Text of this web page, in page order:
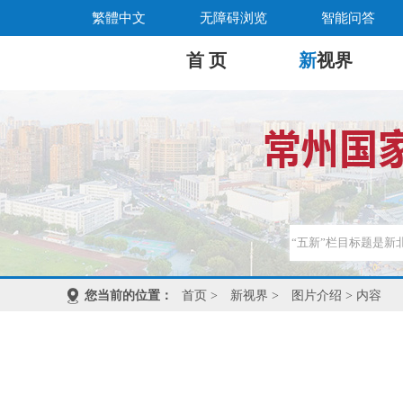
繁體中文 无障碍浏览 智能问答
首 页 新视界
您当前的位置： 首页 > 新视界 > 图片介绍 > 内容